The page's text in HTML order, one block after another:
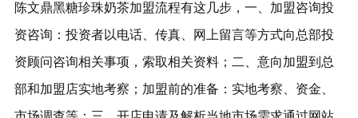
陈文鼎黑糖珍珠奶茶加盟流程有这几步，一、加盟咨询投
资咨询：投资者以电话、传真、网上留言等方式向总部投
资顾问咨询相关事项，索取相关资料；二、意向加盟到总
部和加盟店实地考察；加盟前的准备：实地考察、资金、